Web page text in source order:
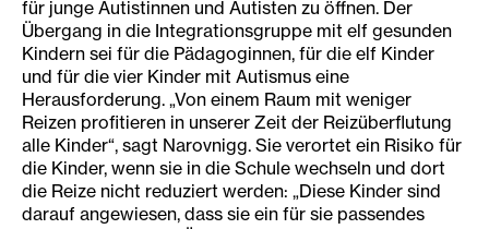
für junge Autistinnen und Autisten zu öffnen. Der
Übergang in die Integrationsgruppe mit elf gesunden
Kindern sei für die Pädagoginnen, für die elf Kinder
und für die vier Kinder mit Autismus eine
Herausforderung. „Von einem Raum mit weniger
Reizen profitieren in unserer Zeit der Reizüberflutung
alle Kinder“, sagt Narovnigg. Sie verortet ein Risiko für
die Kinder, wenn sie in die Schule wechseln und dort
die Reize nicht reduziert werden: „Diese Kinder sind
darauf angewiesen, dass sie ein für sie passendes